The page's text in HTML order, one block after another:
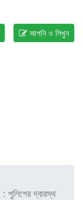
আপনি ও লিখুন
: পুলিশের দ্বারস্থ